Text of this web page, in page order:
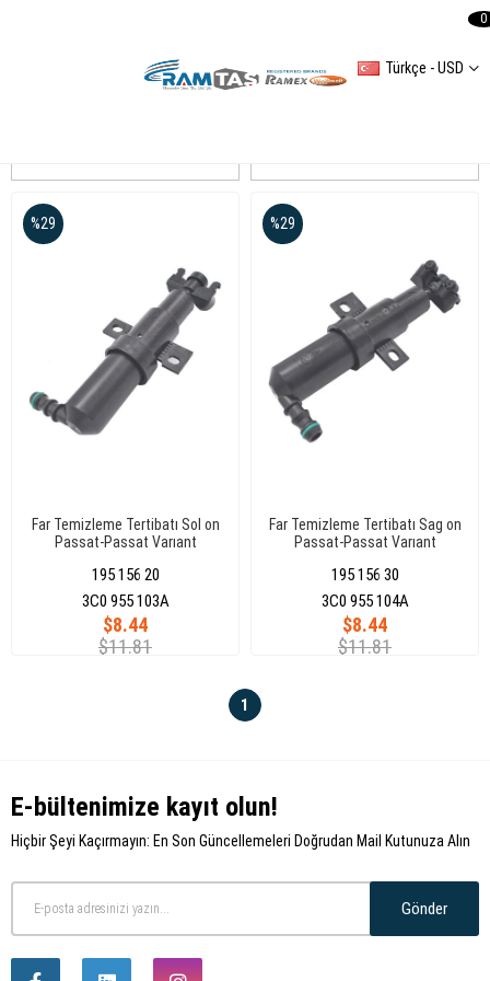
Türkçe - USD
0
Far Temizleme Tertibatı Sol on
Passat-Passat Varıant
195 156 20
$8.44
$11.81
%29
3C0 955 103A
Far Temizleme Tertibatı Sag on
Passat-Passat Varıant
195 156 30
$8.44
$11.81
%29
3C0 955 104A
1
E-bültenimize kayıt olun!
Hiçbir Şeyi Kaçırmayın: En Son Güncellemeleri Doğrudan Mail Kutunuza Alın
Gönder